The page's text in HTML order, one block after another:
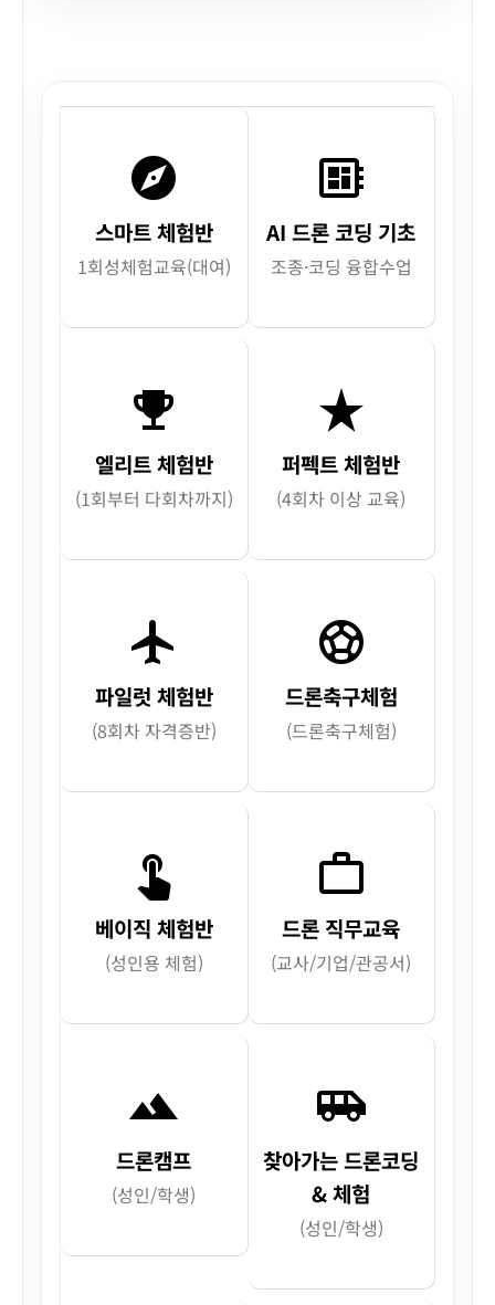
explore
스마트 체험반
1회성체험교육(대여)
developer_board
AI 드론 코딩 기초
조종·코딩 융합수업
emoji_events
엘리트 체험반
(1회부터 다회차까지)
star_rate
퍼펙트 체험반
(4회차 이상 교육)
flight
파일럿 체험반
(8회차 자격증반)
sports_soccer
드론축구체험
(드론축구체험)
touch_app
베이직 체험반
(성인용 체험)
work_outline
드론 직무교육
(교사/기업/관공서)
terrain
드론캠프
(성인/학생)
airport_shuttle
찾아가는 드론코딩
& 체험
(성인/학생)